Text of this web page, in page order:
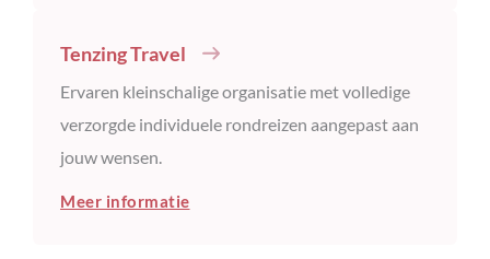
Tenzing Travel
Ervaren kleinschalige organisatie met volledige
verzorgde individuele rondreizen aangepast aan
jouw wensen.
Meer informatie